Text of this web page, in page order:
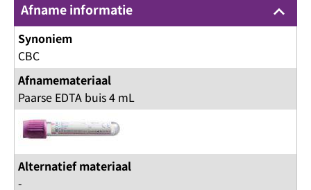
Afname informatie keyboard_arrow_up
Synoniem
CBC
Afnamemateriaal
Paarse EDTA buis 4 mL
Alternatief materiaal
-